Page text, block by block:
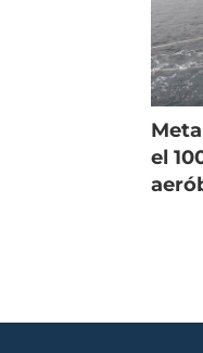
el